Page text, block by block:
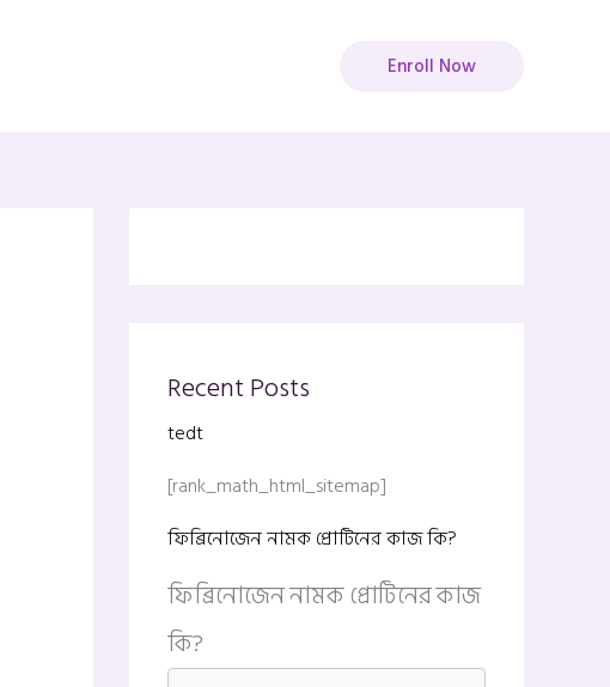
Enroll Now
Recent Posts
tedt
[rank_math_html_sitemap]
ফিব্রিনোজেন নামক প্রোটিনের কাজ কি?
ফিব্রিনোজেন নামক প্রোটিনের কাজ
কি?